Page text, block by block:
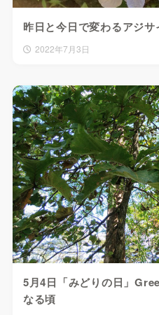
昨日と今日で変わるアジサ
2022年7月3日
5月4日「みどりの日」
なる頃